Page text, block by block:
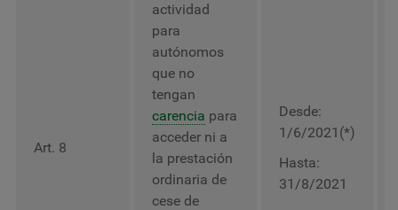
Art. 8
actividad
para
autónomos
que no
tengan
carencia para
acceder ni a
la prestación
ordinaria de
cese de
Desde:
1/6/2021(*)
Hasta:
31/8/2021